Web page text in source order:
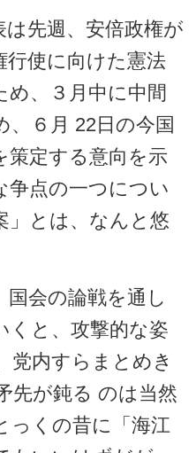
先週、安倍政権が
行使に向けた憲法
め、３月中に中間
、６月 22日の今国
策定する意向を示
争点の一つについ
」とは、なんと悠
会の論戦を通し
くと、攻撃的な姿
党内すらまとめき
先が鈍る のは当然
っくの昔に「海江